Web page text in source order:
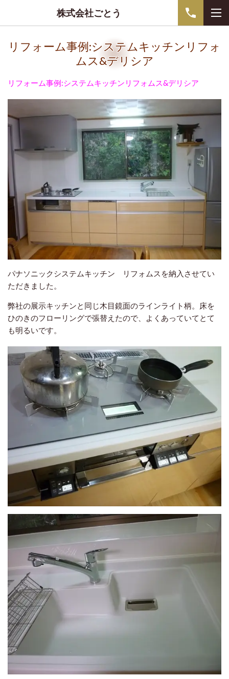
株式会社ごとう
リフォーム事例:システムキッチンリフォ
ムス&デリシア
リフォーム事例:システムキッチンリフォムス&デリシア
パナソニックシステムキッチン リフォムスを納入させてい
ただきました。
弊社の展示キッチンと同じ木目鏡面のラインライト柄。床を
ひのきのフローリングで張替えたので、よくあっていてとて
も明るいです。